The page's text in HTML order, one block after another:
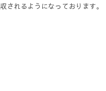
れるようになっております。